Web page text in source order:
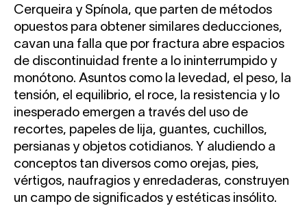
Cerqueira y Spínola, que parten de métodos
opuestos para obtener similares deducciones,
cavan una falla que por fractura abre espacios
de discontinuidad frente a lo ininterrumpido y
monótono. Asuntos como la levedad, el peso, la
tensión, el equilibrio, el roce, la resistencia y lo
inesperado emergen a través del uso de
recortes, papeles de lija, guantes, cuchillos,
persianas y objetos cotidianos. Y aludiendo a
conceptos tan diversos como orejas, pies,
vértigos, naufragios y enredaderas, construyen
un campo de significados y estéticas insólito.